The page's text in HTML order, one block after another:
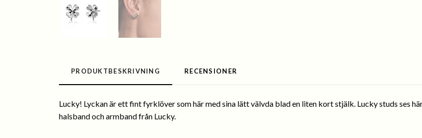
PRODUKTBESKRIVNING RECENSIONER
Lucky! Lyckan är ett fint fyrklöver som här med sina lätt välvda blad en liten kort stjälk. Lucky studs ses
halsband och armband från Lucky.